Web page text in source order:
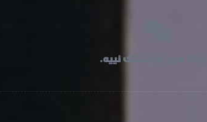
هێشتا هیچ کۆمێنتێک نییە.